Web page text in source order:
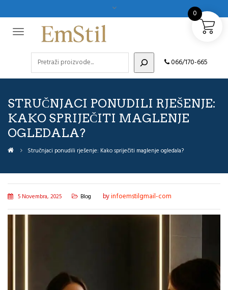
066/170-665
STRUČNJACI PONUDILI RJEŠENJE:
KAKO SPRIJEČITI MAGLENJE
OGLEDALA?
Stručnjaci ponudili rješenje: Kako spriječiti maglenje ogledala?
5 Novembra, 2025 Blog byinfoemstilgmail-com
0